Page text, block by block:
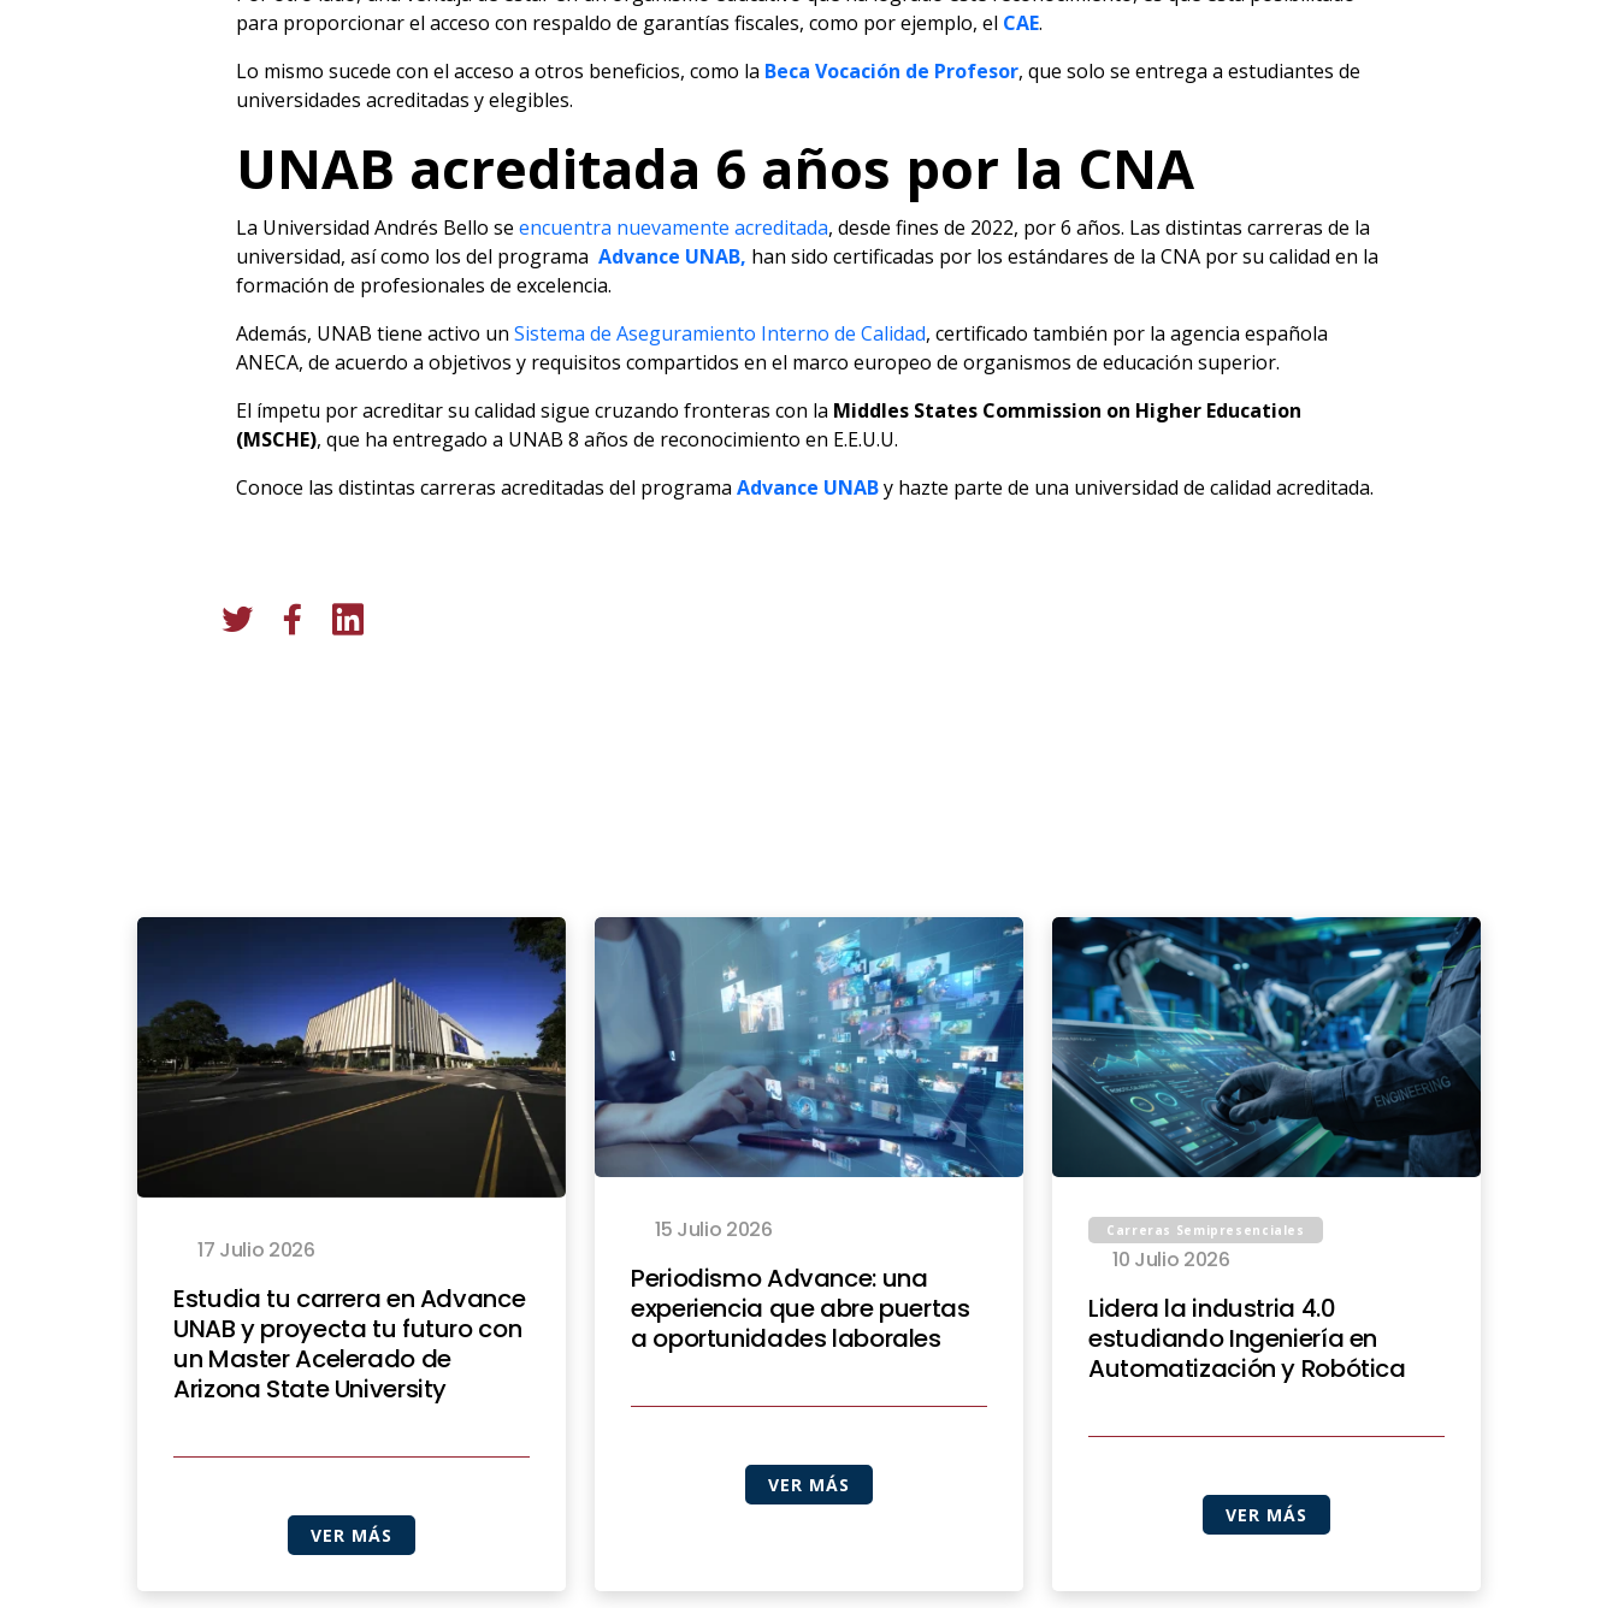
para proporcionar el acceso con respaldo de garantías fiscales, como por ejemplo, el CAE.
Lo mismo sucede con el acceso a otros beneficios, como la Beca Vocación de Profesor, que solo se entrega a estudiantes de
universidades acreditadas y elegibles.
UNAB acreditada 6 años por la CNA
La Universidad Andrés Bello se encuentra nuevamente acreditada, desde fines de 2022, por 6 años. Las distintas carreras de la
universidad, así como los del programa Advance UNAB, han sido certificadas por los estándares de la CNA por su calidad en la
formación de profesionales de excelencia.
Además, UNAB tiene activo un Sistema de Aseguramiento Interno de Calidad, certificado también por la agencia española
ANECA, de acuerdo a objetivos y requisitos compartidos en el marco europeo de organismos de educación superior.
El ímpetu por acreditar su calidad sigue cruzando fronteras con la Middles States Commission on Higher Education
(MSCHE), que ha entregado a UNAB 8 años de reconocimiento en E.E.U.U.
Conoce las distintas carreras acreditadas del programa Advance UNABy hazte parte de una universidad de calidad acreditada.
17 Julio 2026
Estudia tu carrera en Advance
UNAB y proyecta tu futuro con
un Master Acelerado de
Arizona State University
VER MÁS
15 Julio 2026
Periodismo Advance: una
experiencia que abre puertas
a oportunidades laborales
VER MÁS
Carreras Semipresenciales
10 Julio 2026
Lidera la industria 4.0
estudiando Ingeniería en
Automatización y Robótica
VER MÁS